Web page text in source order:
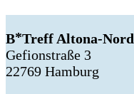
B Treff Altona-Nord
Gefionstraße 3
22769 Hamburg